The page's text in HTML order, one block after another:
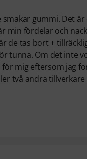
gummi. Det
min fördelar och
tas bort +
tunna. Om det inte
mig eftersom jag
två andra